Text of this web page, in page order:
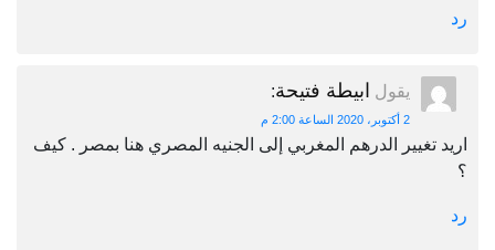
رد
يقول ابيطة فتيحة:
2 أكتوبر، 2020 الساعة 2:00 م
اريد تغيير الدرهم المغربي إلى الجنيه المصري هنا بمصر . كيف
؟
رد